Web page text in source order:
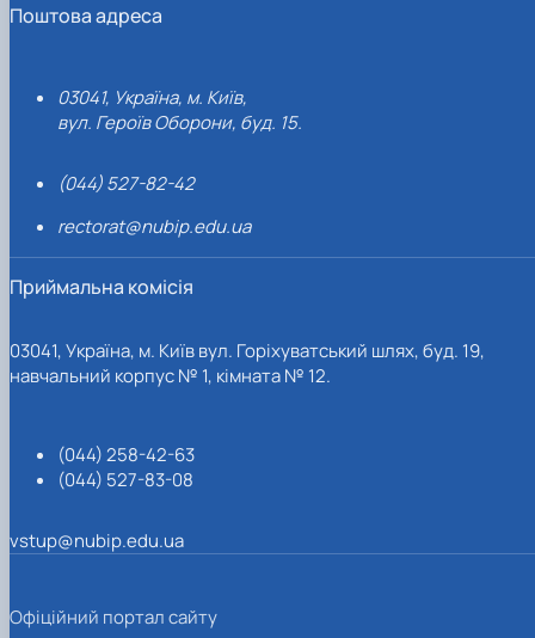
Поштова адреса
03041, Україна, м. Київ,
вул. Героїв Оборони, буд. 15.
(044) 527-82-42
rectorat@nubip.edu.ua
Приймальна комісія
03041, Україна, м. Київ вул. Горіхуватський шлях, буд. 19,
навчальний корпус № 1, кімната № 12.
(044) 258-42-63
(044) 527-83-08
vstup@nubip.edu.ua
Офіційний портал сайту